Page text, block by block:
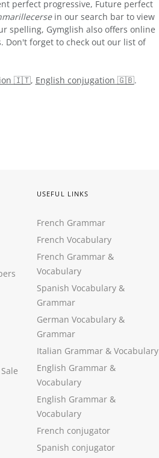
perfect progressive, Future perfect
in our search bar to view
spelling, Gymglish also offers online
forget to check out our list of
🇮🇹, English conjugation 🇬🇧.
USEFUL LINKS
French Grammar
French Vocabulary
French Grammar &
Vocabulary
Spanish Vocabulary &
Grammar
German Vocabulary &
Grammar
Italian Grammar & Vocabulary
English Grammar &
Vocabulary
English Grammar &
Vocabulary
French conjugator
Spanish conjugator